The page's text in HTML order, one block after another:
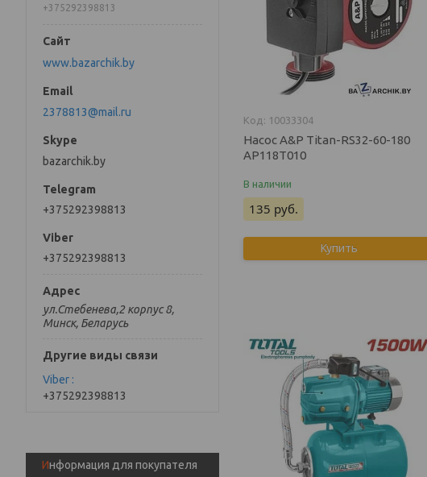
+375292398813
www.bazarchik.by
2378813@mail.ru
bazarchik.by
+375292398813
+375292398813
ул.Стебенева,2 корпус 8,
Минск, Беларусь
Другие виды связи
Viber
+375292398813
Информация для покупателя
10033304
Насос A&P Titan-RS32-60-180
AP118T010
В наличии
135 руб.
Купить